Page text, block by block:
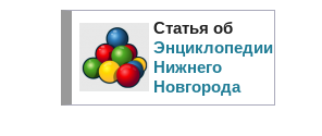
Статья об
Энциклопедии
Нижнего
Новгорода